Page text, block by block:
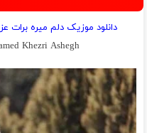
دانلود موزیک دلم میره
Khezri Ashegh